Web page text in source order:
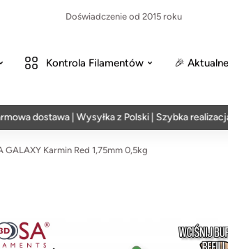
Doświadczenie od 2015 roku
Kontrola Filamentów 🎉
dostawa | Wysyłka z Polski | Szybka realizacja w 24h
GALAXY Karmin Red 1,75mm 0,5kg